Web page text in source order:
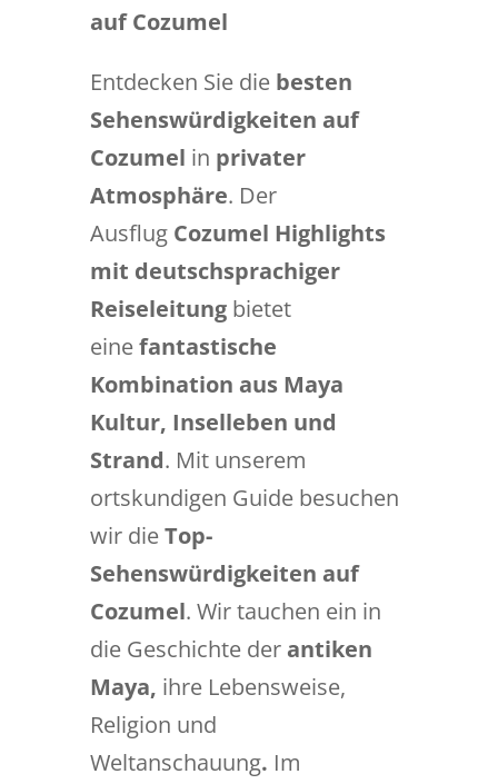
auf Cozumel
Entdecken Sie die besten
Sehenswürdigkeiten auf
Cozumel in privater
Atmosphäre. Der
Ausflug Cozumel Highlights
mit deutschsprachiger
Reiseleitungbietet
einefantastische
Kombination aus Maya
Kultur, Inselleben und
Strand. Mit unserem
ortskundigen Guide besuchen
wir dieTop-
Sehenswürdigkeiten auf
Cozumel. Wir tauchen ein in
die Geschichte der antiken
Maya, ihre Lebensweise,
Religion und
Weltanschauung. Im